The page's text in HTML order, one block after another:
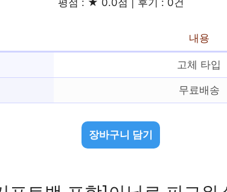
평점 : ★ 0.0점 | 후기 : 0건
내용
고체 타입
무료배송
장바구니 담기